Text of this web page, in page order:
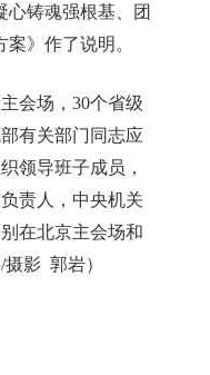
心铸魂强根基、团
》作了说明。
会场，30个省级
有关部门同志应
领导班子成员，
责人，中央机关
在北京主会场和
/摄影郭岩）